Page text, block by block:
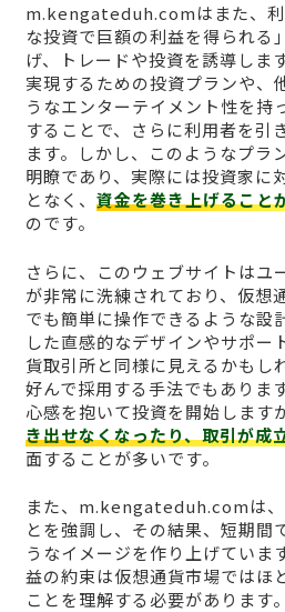
m.kengateduh.comはまた、利
な投資で巨額の利益を得られる
げ、トレードや投資を誘導しま
実現するための投資プランや、
うなエンターテイメント性を持
することで、さらに利用者を引
ます。しかし、このようなプラ
明瞭であり、実際には投資家に
となく、 資金を巻き上げること
のです。
さらに、このウェブサイトはユ
が非常に洗練されており、仮想
でも簡単に操作できるような設
した直感的なデザインやサポー
貨取引所と同様に見えるかもし
好んで採用する手法でもありま
心感を抱いて投資を開始します
き出せなくなったり、取引が成
面することが多いです。
また、m.kengateduh.comは、
とを強調し、その結果、短期間
うなイメージを作り上げていま
益の約束は仮想通貨市場ではほ
ことを理解する必要があります